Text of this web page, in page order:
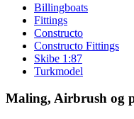
Billingboats
Fittings
Constructo
Constructo Fittings
Skibe 1:87
Turkmodel
Maling, Airbrush og